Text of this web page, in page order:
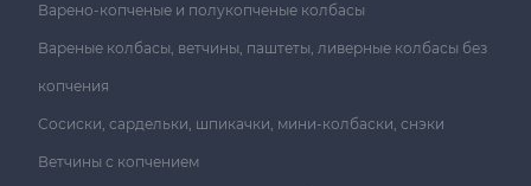
Варено-копченые и полукопченые колбасы
Вареные колбасы, ветчины, паштеты, ливерные колбасы без
копчения
Сосиски, сардельки, шпикачки, мини-колбаски, снэки
Ветчины с копчением